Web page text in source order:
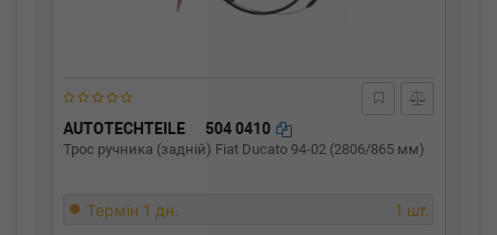
AUTOTECHTEILE 504 0410
Трос ручника (задній) Fiat Ducato 94-02 (2806/865 мм)
Термін 1 дн. 1 шт.